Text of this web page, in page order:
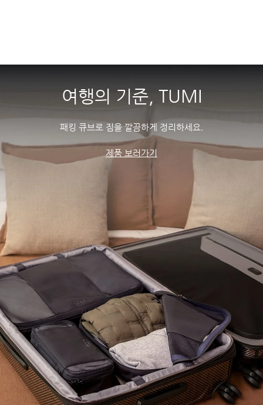
여행의 기준, TUMI
패킹 큐브로 짐을 깔끔하게 정리하세요.
제품 보러가기